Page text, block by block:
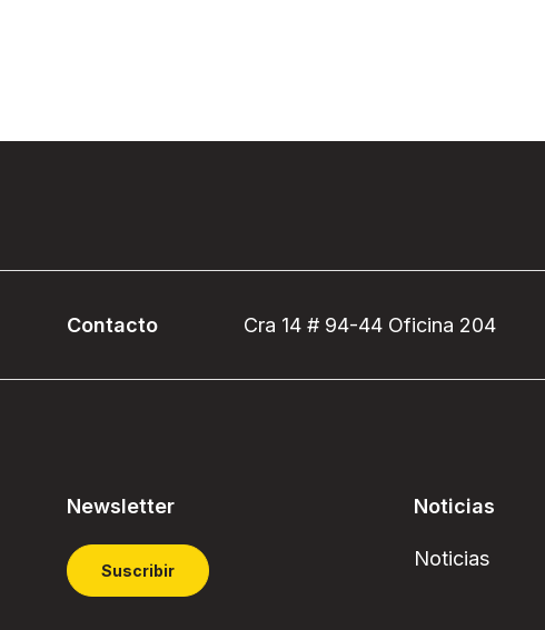
Contacto Cra 14 # 94-44 Oficina 204
Newsletter
Suscribir
Noticias
Noticias